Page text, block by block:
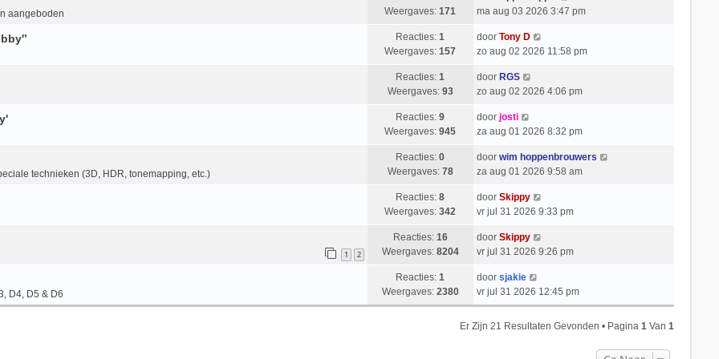
aangeboden
Weergaves:171
ma aug 03 2026 3:47 pm
Reacties:1
Weergaves:157
door Tony D
zo aug 02 2026 11:58 pm
Reacties:1
Weergaves: 93
door RGS
zo aug 02 2026 4:06 pm
Reacties:9
Weergaves:945
door josti
za aug 01 2026 8:32 pm
technieken (3D, HDR, tonemapping, etc.)
Reacties:0
Weergaves: 78
door wim hoppenbrouwers
za aug 01 2026 9:58 am
Reacties:8
Weergaves:342
door Skippy
vr jul 31 2026 9:33 pm
1 2
Reacties: 16
Weergaves: 8204
door Skippy
vr jul 31 2026 9:26 pm
D4, D5 & D6
Reacties:1
Weergaves: 2380
door sjakie
vr jul 31 2026 12:45 pm
Er Zijn 21 Resultaten Gevonden • Pagina1 Van1